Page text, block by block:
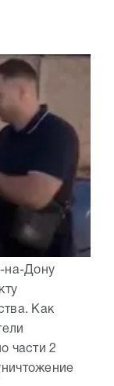
на-Дону
Как
части 2